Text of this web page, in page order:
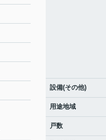
設備(その他)
用途地域
戸数